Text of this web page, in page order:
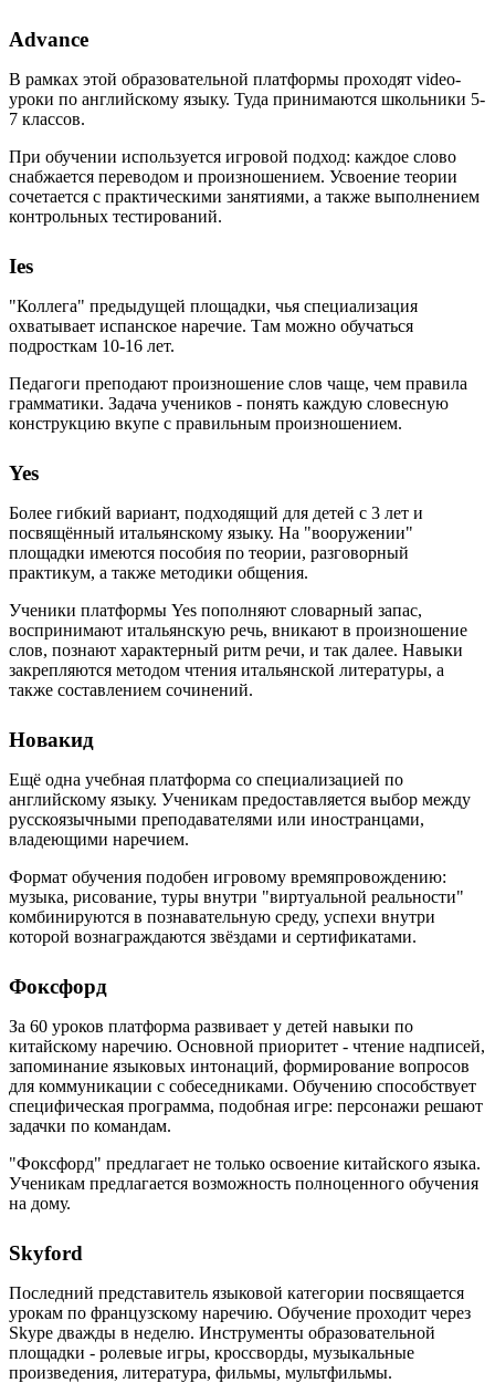
Advance
В рамках этой образовательной платформы проходят video-
уроки по английскому языку. Туда принимаются школьники 5-
7 классов.
При обучении используется игровой подход: каждое слово
снабжается переводом и произношением. Усвоение теории
сочетается с практическими занятиями, а также выполнением
контрольных тестирований.
Ies
"Коллега" предыдущей площадки, чья специализация
охватывает испанское наречие. Там можно обучаться
подросткам 10-16 лет.
Педагоги преподают произношение слов чаще, чем правила
грамматики. Задача учеников - понять каждую словесную
конструкцию вкупе с правильным произношением.
Yes
Более гибкий вариант, подходящий для детей с 3 лет и
посвящённый итальянскому языку. На "вооружении"
площадки имеются пособия по теории, разговорный
практикум, а также методики общения.
Ученики платформы Yes пополняют словарный запас,
воспринимают итальянскую речь, вникают в произношение
слов, познают характерный ритм речи, и так далее. Навыки
закрепляются методом чтения итальянской литературы, а
также составлением сочинений.
Новакид
Ещё одна учебная платформа со специализацией по
английскому языку. Ученикам предоставляется выбор между
русскоязычными преподавателями или иностранцами,
владеющими наречием.
Формат обучения подобен игровому времяпровождению:
музыка, рисование, туры внутри "виртуальной реальности"
комбинируются в познавательную среду, успехи внутри
которой вознаграждаются звёздами и сертификатами.
Фоксфорд
За 60 уроков платформа развивает у детей навыки по
китайскому наречию. Основной приоритет - чтение надписей,
запоминание языковых интонаций, формирование вопросов
для коммуникации с собеседниками. Обучению способствует
специфическая программа, подобная игре: персонажи решают
задачки по командам.
"Фоксфорд" предлагает не только освоение китайского языка.
Ученикам предлагается возможность полноценного обучения
на дому.
Skyford
Последний представитель языковой категории посвящается
урокам по французскому наречию. Обучение проходит через
Skype дважды в неделю. Инструменты образовательной
площадки - ролевые игры, кроссворды, музыкальные
произведения, литература, фильмы, мультфильмы.